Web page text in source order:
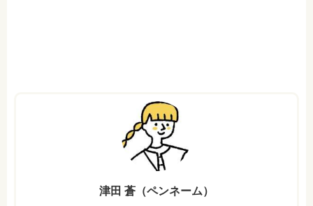
津田 蒼（ペンネーム）